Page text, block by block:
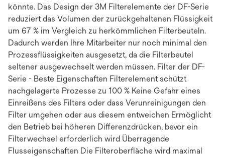
könnte. Das Design der 3M Filterelemente der DF-Serie
reduziert das Volumen der zurückgehaltenen Flüssigkeit
um 67 % im Vergleich zu herkömmlichen Filterbeuteln.
Dadurch werden Ihre Mitarbeiter nur noch minimal den
Prozessflüssigkeiten ausgesetzt, da die Filterbeutel
seltener ausgewechselt werden müssen. Filter der DF-
Serie - Beste Eigenschaften Filterelement schützt
nachgelagerte Prozesse zu 100 % Keine Gefahr eines
Einreißens des Filters oder dass Verunreinigungen den
Filter umgehen oder aus diesem entweichen Ermöglicht
den Betrieb bei höheren Differenzdrücken, bevor ein
Filterwechsel erforderlich wird Überragende
Flusseigenschaften Die Filteroberfläche wird maximal